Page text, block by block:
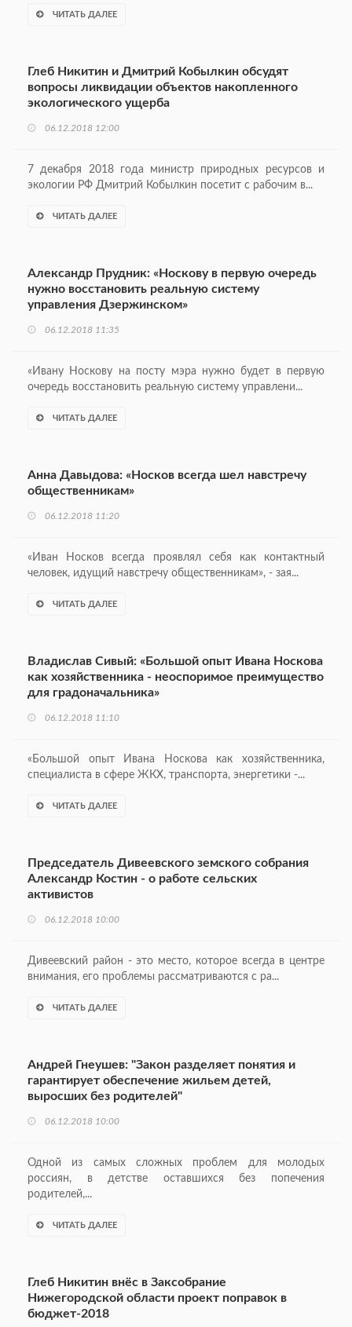
ЧИТАТЬ ДАЛЕЕ
Глеб Никитин и Дмитрий Кобылкин обсудят
вопросы ликвидации объектов накопленного
экологического ущерба
06.12.2018 12:00
7 декабря 2018 года министр природных ресурсов и
экологии РФ Дмитрий Кобылкин посетит с рабочим в...
ЧИТАТЬ ДАЛЕЕ
Александр Прудник: «Носкову в первую очередь
нужно восстановить реальную систему
управления Дзержинском»
06.12.2018 11:35
«Ивану Носкову на посту мэра нужно будет в первую
очередь восстановить реальную систему управлени...
ЧИТАТЬ ДАЛЕЕ
Анна Давыдова: «Носков всегда шел навстречу
общественникам»
06.12.2018 11:20
«Иван Носков всегда проявлял себя как контактный
человек, идущий навстречу общественникам», - зая...
ЧИТАТЬ ДАЛЕЕ
Владислав Сивый: «Большой опыт Ивана Носкова
как хозяйственника - неоспоримое преимущество
для градоначальника»
06.12.2018 11:10
«Большой опыт Ивана Носкова как хозяйственника,
специалиста в сфере ЖКХ, транспорта, энергетики -...
ЧИТАТЬ ДАЛЕЕ
Председатель Дивеевского земского собрания
Александр Костин - о работе сельских
активистов
06.12.2018 10:00
Дивеевский район - это место, которое всегда в центре
внимания, его проблемы рассматриваются с ра...
ЧИТАТЬ ДАЛЕЕ
Андрей Гнеушев: "Закон разделяет понятия и
гарантирует обеспечение жильем детей,
выросших без родителей"
06.12.2018 10:00
Одной из самых сложных проблем для молодых
россиян, в детстве оставшихся без попечения
родителей,...
ЧИТАТЬ ДАЛЕЕ
Глеб Никитин внёс в Заксобрание
Нижегородской области проект поправок в
бюджет-2018